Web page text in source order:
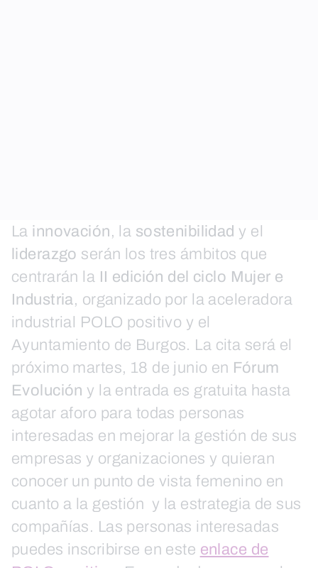
La innovación, la sostenibilidad y el
liderazgo serán los tres ámbitos que
centrarán la II edición del ciclo Mujer e
Industria, organizado por la aceleradora
industrial POLO positivo y el
Ayuntamiento de Burgos. La cita será el
próximo martes, 18 de junio en Fórum
Evolución y la entrada es gratuita hasta
agotar aforo para todas personas
interesadas en mejorar la gestión de sus
empresas y organizaciones y quieran
conocer un punto de vista femenino en
cuanto a la gestión y la estrategia de sus
compañías. Las personas interesadas
puedes inscribirse en este enlace de